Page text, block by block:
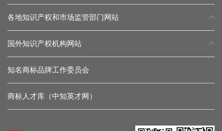
各地知识产权和市场监管部门网站
国外知识产权机构网站
知名商标品牌工作委员会
商标人才库（中知英才网）